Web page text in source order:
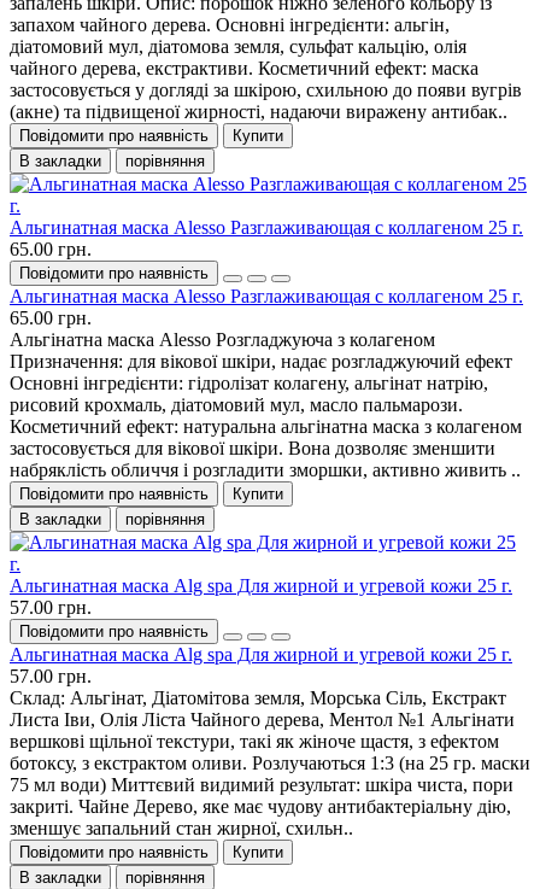
запахом чайного дерева. Основні інгредієнти: альгін,
діатомовий мул, діатомова земля, сульфат кальцію, олія
чайного дерева, екстрактиви. Косметичний ефект: маска
застосовується у догляді за шкірою, схильною до появи вугрів
(акне) та підвищеної жирності, надаючи виражену антибак..
Повідомити про наявність
Купити
В закладки
порівняння
Альгинатная маска Alesso Разглаживающая с коллагеном 25 г.
65.00 грн.
Повідомити про наявність
Альгинатная маска Alesso Разглаживающая с коллагеном 25 г.
65.00 грн.
Альгінатна маска Alesso Розгладжуюча з колагеном
Призначення: для вікової шкіри, надає розгладжуючий ефект
Основні інгредієнти: гідролізат колагену, альгінат натрію,
рисовий крохмаль, діатомовий мул, масло пальмарози.
Косметичний ефект: натуральна альгінатна маска з колагеном
застосовується для вікової шкіри. Вона дозволяє зменшити
набряклість обличчя і розгладити зморшки, активно живить ..
Повідомити про наявність
Купити
В закладки
порівняння
Альгинатная маска Alg spa Для жирной и угревой кожи 25 г.
57.00 грн.
Повідомити про наявність
Альгинатная маска Alg spa Для жирной и угревой кожи 25 г.
57.00 грн.
Склад: Альгінат, Діатомітова земля, Морська Сіль, Екстракт
Листа Іви, Олія Ліста Чайного дерева, Ментол №1 Альгінати
вершкові щільної текстури, такі як жіноче щастя, з ефектом
ботоксу, з екстрактом оливи. Розлучаються 1:3 (на 25 гр. маски
75 мл води) Миттєвий видимий результат: шкіра чиста, пори
закриті. Чайне Дерево, яке має чудову антибактеріальну дію,
зменшує запальний стан жирної, схильн..
Повідомити про наявність
Купити
В закладки
порівняння